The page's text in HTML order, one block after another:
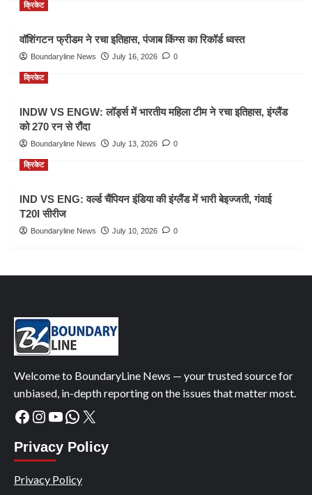
क्रिकेट
वॉशिंगटन फ्रीडम ने रचा इतिहास, पंजाब किंग्स का रिकॉर्ड ध्वस्त
Boundaryline News July 16, 2026 0
क्रिकेट
INDW VS ENGW: लॉर्ड्स में भारतीय महिला टीम ने रचा इतिहास, इंग्लैंड
को 270 रन से रौंदा
Boundaryline News July 13, 2026 0
क्रिकेट
IND VS ENG: वर्ल्ड चैंपियन इंडिया की इंग्लैंड में भारी बेइज्जती, गंवाई
T20I सीरीज
Boundaryline News July 10, 2026 0
Welcome to BoundaryLine News — your trusted source for
unbiased, in-depth reporting on the issues that matter most.
Facebook
Instagram
YouTube
WhatsApp
X
Privacy Policy
Privacy Policy